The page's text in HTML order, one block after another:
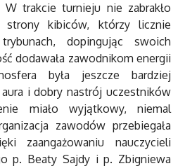
W trakcie turnieju nie zabrakło
strony kibiców, którzy licznie
dopingując swoich
dodawała zawodnikom energii
była jeszcze bardziej
i dobry nastrój uczestników
miało wyjątkowy, niemal
zawodów przebiegała
zaangażowaniu nauczycieli
p. Beaty Sajdy i p. Zbigniewa